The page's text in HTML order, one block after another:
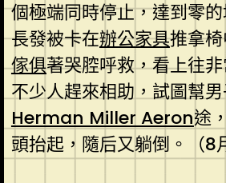
個極端同時停止，達到零
長發被卡在辦公家具推拿
傢俱著哭腔呼救，看上往
不少人趕來相助，試圖幫
Herman Miller Aeron途
頭抬起，隨后又躺倒。（8